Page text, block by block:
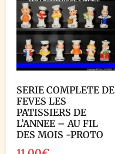
SERIE COMPLETE DE
FEVES LES
PATISSIERS DE
L’ANNEE – AU FIL
DES MOIS -PROTO